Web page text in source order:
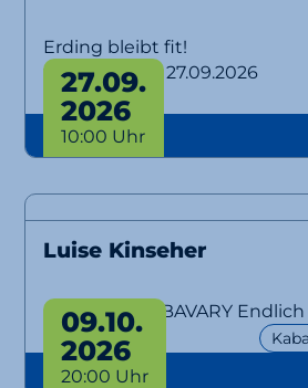
Erding bleibt fit!
von 26.09. bis 27.09.2026
27.09.
2026
10:00 Uhr
Luise Kinseher
MARY FROM BAVARY Endlich
09.10.
2026
20:00 Uhr